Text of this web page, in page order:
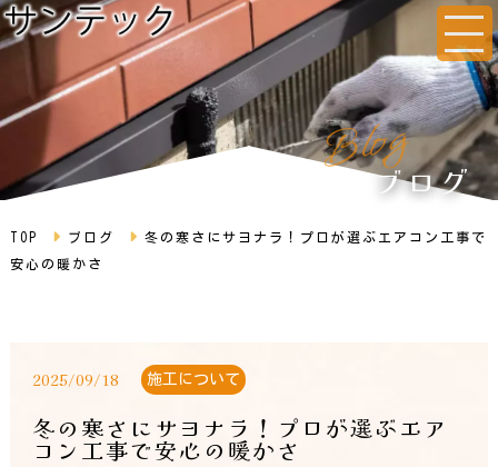
Blog
ブログ
TOP ブログ
冬の寒さにサヨナラ！プロが選ぶエアコン工事で
安心の暖かさ
2025/09/18 施工について
冬の寒さにサヨナラ！プロが選ぶエア
コン工事で安心の暖かさ